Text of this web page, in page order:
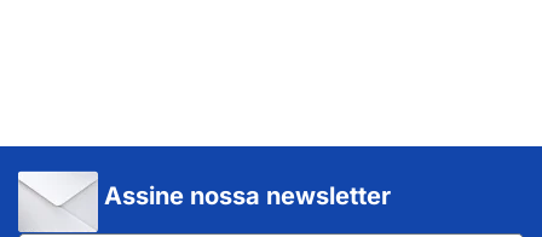
Assine nossa newsletter